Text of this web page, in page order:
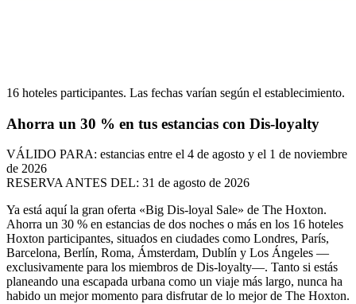
16 hoteles participantes. Las fechas varían según el establecimiento.
Ahorra un 30 % en tus estancias con Dis-loyalty
VÁLIDO PARA: estancias entre el 4 de agosto y el 1 de noviembre
de 2026
RESERVA ANTES DEL: 31 de agosto de 2026
Ya está aquí la gran oferta «Big Dis-loyal Sale» de The Hoxton.
Ahorra un 30 % en estancias de dos noches o más en los 16 hoteles
Hoxton participantes, situados en ciudades como Londres, París,
Barcelona, Berlín, Roma, Ámsterdam, Dublín y Los Ángeles —
exclusivamente para los miembros de Dis-loyalty—. Tanto si estás
planeando una escapada urbana como un viaje más largo, nunca ha
habido un mejor momento para disfrutar de lo mejor de The Hoxton.